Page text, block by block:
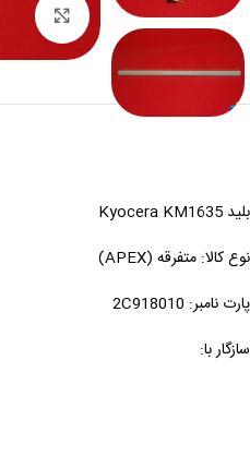
بلید Kyocera KM1635
نوع کالا: متفرقه (APEX)
پارت نامبر: 2C918010
سازگار با: